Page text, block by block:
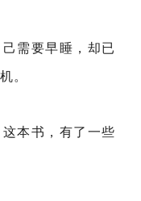
需要早睡，却已
。
本书，有了一些